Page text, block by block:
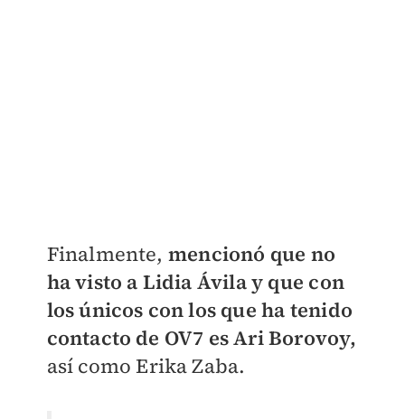
Finalmente, mencionó que no
ha visto a Lidia Ávila y que con
los únicos con los que ha tenido
contacto de OV7 es Ari Borovoy,
así como Erika Zaba.